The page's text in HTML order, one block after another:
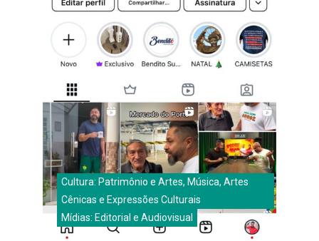
Cultura: Patrimônio e Artes, Música, Artes
Cênicas e Expressões Culturais
Mídias: Editorial e Audiovisual